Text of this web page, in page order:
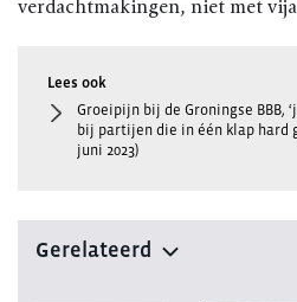
verdachtmakingen, niet met
Groeipijn bij de Groningse BBB,
bij partijen die in één klap hard
juni 2023)
Gerelateerd